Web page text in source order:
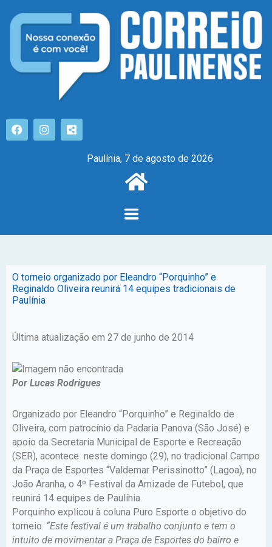
Paulínia, 7 de agosto de 2026
O torneio organizado por Eleandro “Porquinho” e
Reginaldo Oliveira reunirá 14 equipes tradicionais de
Paulínia
Última atualização em 27 de junho de 2014
Por Lucas Rodrigues
Organizado por Eleandro “Porquinho” e Reginaldo de
Oliveira, com patrocínio da Padaria Panova (São José) e
apoio da Secretaria Municipal de Esporte e Recreação
(SER), acontece neste domingo (29), no tradicional Campo
da Praça de Esportes “Valdemar Perissinotto” (Lagoa), no
João Aranha, o 4º Festival da Amizade de Futebol, que
reunirá 14 equipes de Paulínia.
Porquinho explicou à coluna Puro Esporte o objetivo do
torneio. “Este festival é um trabalho conjunto e tem o
intuito de movimentar a Praça de Esportes do bairro e